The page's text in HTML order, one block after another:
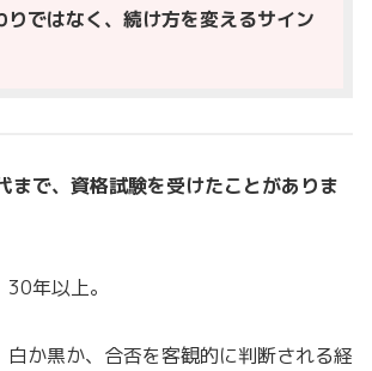
りではなく、続け方を変えるサイン
まで、資格試験を受けたことがありま
年以上。
白か黒か、合否を客観的に判断される経